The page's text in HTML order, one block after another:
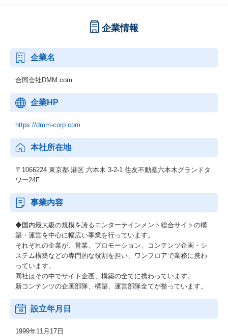
企業情報
企業名
合同会社DMM.com
企業HP
https://dmm-corp.com
本社所在地
〒1066224 東京都 港区 六本木 3-2-1 住友不動産六本木グランドタ
ワー24F
事業内容
◆国内最大級の規模を誇るエンターテインメント総合サイトの構
築・運営を中心に幅広い事業を行っています。
それぞれの企業が、営業、プロモーション、コンテンツ企画・シ
ステム構築などの専門的な役割を担い、ワンフロアで業務に携わ
っています。
同社はその中でサイト企画、構築の全てに携わっています。
新コンテンツの企画部隊、構築、運営部隊全てが整っています。
設立年月日
1999年11月17日